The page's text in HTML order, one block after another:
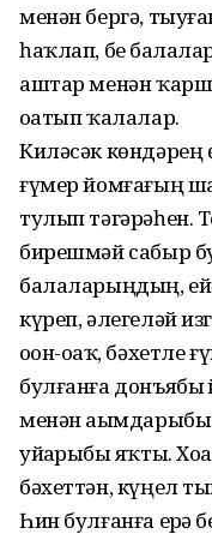
менән бергә,
һаҡлап, беҙ
аштар менән
оҙатып ҡалалар.
Киләсәк
ғүмер йомғағың
тулып
бирешмәй сабыр
балаларыңдың,
күреп, әлегеләй
оҙон-оҙаҡ, бәхетле
булғанға
менән
уйҙарыбыҙ яҡты.
бәхеттән, күңел
Һин булғанға ерҙә